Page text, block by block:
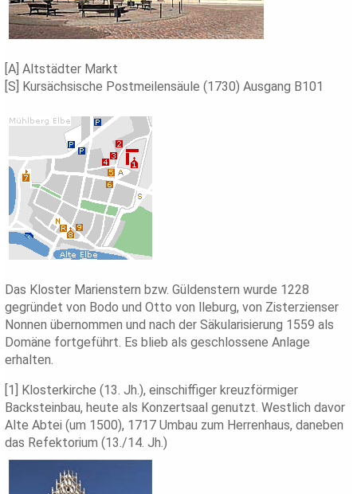
[A] Altstädter Markt
[S] Kursächsische Postmeilensäule (1730) Ausgang B101
Das Kloster Marienstern bzw. Güldenstern wurde 1228
gegründet von Bodo und Otto von lleburg, von Zisterzienser
Nonnen übernommen und nach der Säkularisierung 1559 als
Domäne fortgeführt. Es blieb als geschlossene Anlage
erhalten.
[1] Klosterkirche (13. Jh.), einschiffiger kreuzförmiger
Backsteinbau, heute als Konzertsaal genutzt. Westlich davor
Alte Abtei (um 1500), 1717 Umbau zum Herrenhaus, daneben
das Refektorium (13./14. Jh.)